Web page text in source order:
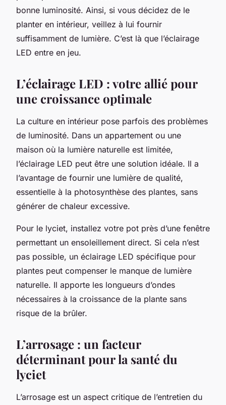
bonne luminosité. Ainsi, si vous décidez de le
planter en intérieur, veillez à lui fournir
suffisamment de lumière. C’est là que l’éclairage
LED entre en jeu.
L’éclairage LED : votre allié pour
une croissance optimale
La culture en intérieur pose parfois des problèmes
de luminosité. Dans un appartement ou une
maison où la lumière naturelle est limitée,
l’éclairage LED peut être une solution idéale. Il a
l’avantage de fournir une lumière de qualité,
essentielle à la photosynthèse des plantes, sans
générer de chaleur excessive.
Pour le lyciet, installez votre pot près d’une fenêtre
permettant un ensoleillement direct. Si cela n’est
pas possible, un éclairage LED spécifique pour
plantes peut compenser le manque de lumière
naturelle. Il apporte les longueurs d’ondes
nécessaires à la croissance de la plante sans
risque de la brûler.
L’arrosage : un facteur
déterminant pour la santé du
lyciet
L’arrosage est un aspect critique de l’entretien du